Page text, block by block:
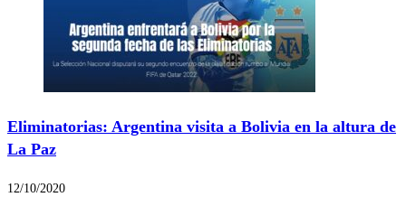
Eliminatorias: Argentina visita a Bolivia en la altura de
La Paz
12/10/2020